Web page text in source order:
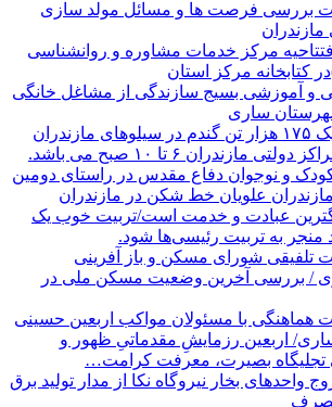
بررسی فرصت ها و مسائل مولد سازی
مازندران
مرکز خدمات مشاوره و روانشناسی
کتابخانه مرکز استان
و آموزشی بسیج سازندگی از مشاغل خانگی
ساری
مازندران ۶ تا ۱۰ صبح می باشد.
قصه کودک و نوجوان دفاع مقدس در راستای دومین
علویان خط شکن در مازندران
عبادت و خدمت است/تربیت خوب یک
منجر به تربیت رئیسی‌ها شود.
تلفیقی شورای مسکن و باز آفرینی
/ بررسی آخرین وضعیت مسکن ملی در
هماهنگی با مسئولان مواکب اربعین حسینی
اربعین رزمایشِ مقدماتیِ ظهور و
بصیرت، معرفت کرامت…
واحدهای بخار نیروگاه نکا از مدار تولید برق